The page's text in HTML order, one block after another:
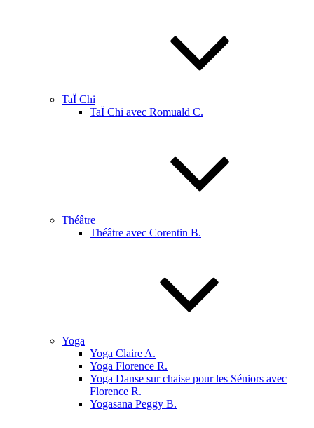
TaÏ Chi
TaÏ Chi avec Romuald C.
Théâtre
Théâtre avec Corentin B.
Yoga
Yoga Claire A.
Yoga Florence R.
Yoga Danse sur chaise pour les Séniors avec
Florence R.
Yogasana Peggy B.